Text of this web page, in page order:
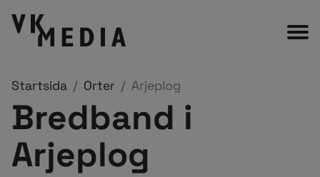
Startsida Orter Arjeplog
Bredband i
Arjeplog